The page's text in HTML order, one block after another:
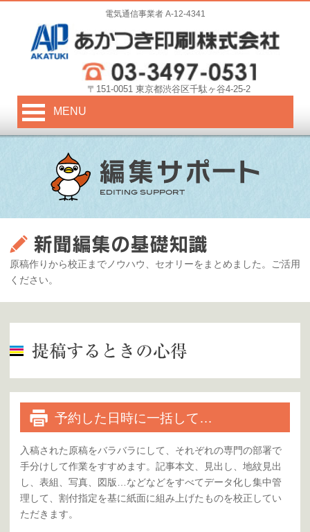
電気通信事業者 A-12-4341
〒151-0051 東京都渋谷区千駄ヶ谷4-25-2
MENU
原稿作りから校正までノウハウ、セオリーをまとめました。ご活用
ください。
予約した日時に一括して…
入稿された原稿をバラバラにして、それぞれの専門の部署で
手分けして作業をすすめます。記事本文、見出し、地紋見出
し、表組、写真、図版…などなどをすべてデータ化し集中管
理して、割付指定を基に紙面に組み上げたものを校正してい
ただきます。